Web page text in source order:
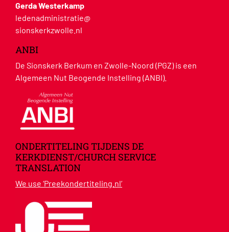
Gerda Westerkamp
ledenadministratie@
sionskerkzwolle.nl
ANBI
De Sionskerk Berkum en Zwolle-Noord (PGZ) is een
Algemeen Nut Beogende Instelling (ANBI).
ONDERTITELING TIJDENS DE
KERKDIENST/CHURCH SERVICE
TRANSLATION
We use ‘Preekondertiteling.nl’